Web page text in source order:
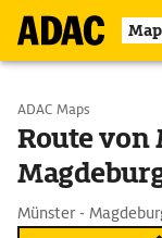
Start wählen
Ziel eingeben
ADAC Maps
Route von
Münster -